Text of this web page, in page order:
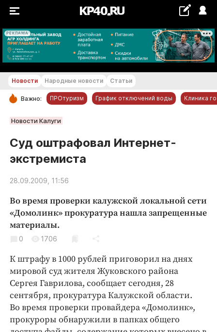
РЕКЛАМА
+19...+20 °С
РУБРИКИ
Новости компаний
Статьи
Народные новости
Благоустройство
Криминал
Культура
Недвижимость и ЖКХ
Образование
Общество
Погода
Праздники
Происшествия
Новости Народные новости Статьи
Важно: ПРОтуризм График отключений воды Клиника
Новости Калуги
Суд оштрафовал Интернет-
экстремиста
28.09.2009, 11:56
Во время проверки калужской локальной сети
«Домолинк» прокуратура нашла запрещенные
материалы.
0 1706
К штрафу в 1000 рублей приговорил на днях
мировой суд жителя Жуковского района
Сергея Гаврилова, сообщает сегодня, 28
сентября, прокуратура Калужской области.
Во время проверки провайдера «Домолинк»,
прокуроры обнаружили в папках общего